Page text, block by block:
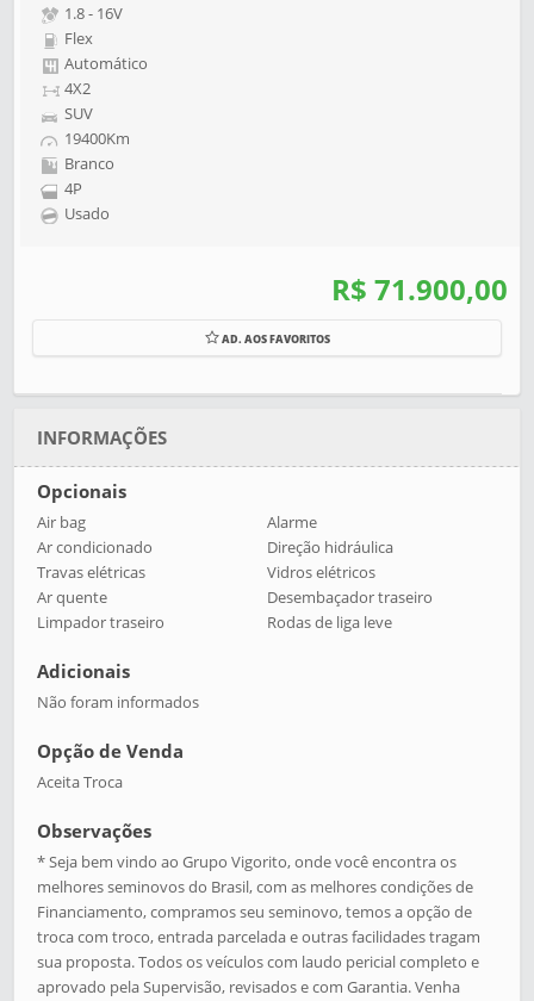
1.8 - 16V
Flex
Automático
4X2
SUV
19400Km
Branco
4P
Usado
R$ 71.900,00
AD. AOS FAVORITOS
INFORMAÇÕES
Opcionais
Air bag
Alarme
Ar condicionado
Direção hidráulica
Travas elétricas
Vidros elétricos
Ar quente
Desembaçador traseiro
Limpador traseiro
Rodas de liga leve
Adicionais
Não foram informados
Opção de Venda
Aceita Troca
Observações
* Seja bem vindo ao Grupo Vigorito, onde você encontra os
melhores seminovos do Brasil, com as melhores condições de
Financiamento, compramos seu seminovo, temos a opção de
troca com troco, entrada parcelada e outras facilidades tragam
sua proposta. Todos os veículos com laudo pericial completo e
aprovado pela Supervisão, revisados e com Garantia. Venha